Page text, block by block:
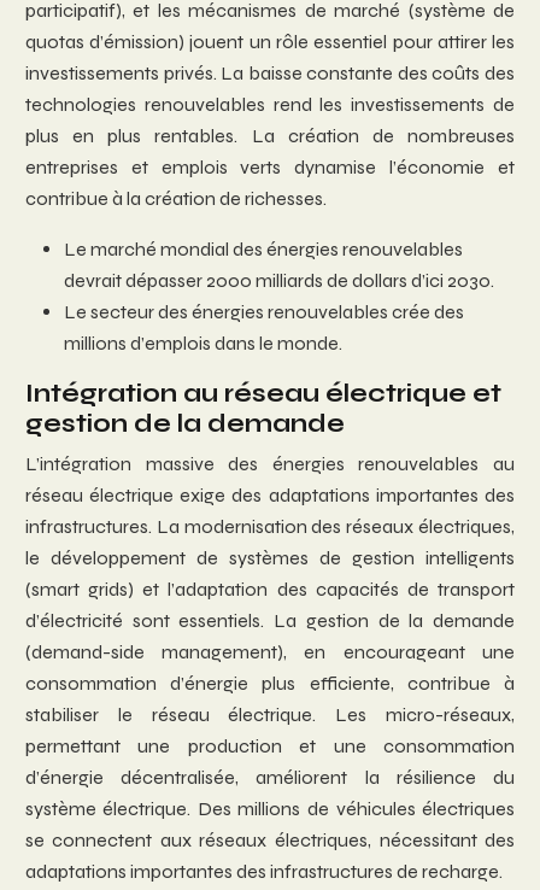
participatif), et les mécanismes de marché (système de
quotas d’émission) jouent un rôle essentiel pour attirer les
investissements privés. La baisse constante des coûts des
technologies renouvelables rend les investissements de
plus en plus rentables. La création de nombreuses
entreprises et emplois verts dynamise l’économie et
contribue à la création de richesses.
Le marché mondial des énergies renouvelables
devrait dépasser 2000 milliards de dollars d’ici 2030.
Le secteur des énergies renouvelables crée des
millions d’emplois dans le monde.
Intégration au réseau électrique et
gestion de la demande
L’intégration massive des énergies renouvelables au
réseau électrique exige des adaptations importantes des
infrastructures. La modernisation des réseaux électriques,
le développement de systèmes de gestion intelligents
(smart grids) et l’adaptation des capacités de transport
d’électricité sont essentiels. La gestion de la demande
(demand-side management), en encourageant une
consommation d’énergie plus efficiente, contribue à
stabiliser le réseau électrique. Les micro-réseaux,
permettant une production et une consommation
d’énergie décentralisée, améliorent la résilience du
système électrique. Des millions de véhicules électriques
se connectent aux réseaux électriques, nécessitant des
adaptations importantes des infrastructures de recharge.